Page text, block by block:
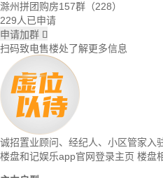
滁州拼团购房157群（228）
229人已申请
申请加群 
扫码致电售楼处了解更多信息
诚招置业顾问、经纪人、小区管家入
楼盘和记娱乐app官网登录主页 楼盘